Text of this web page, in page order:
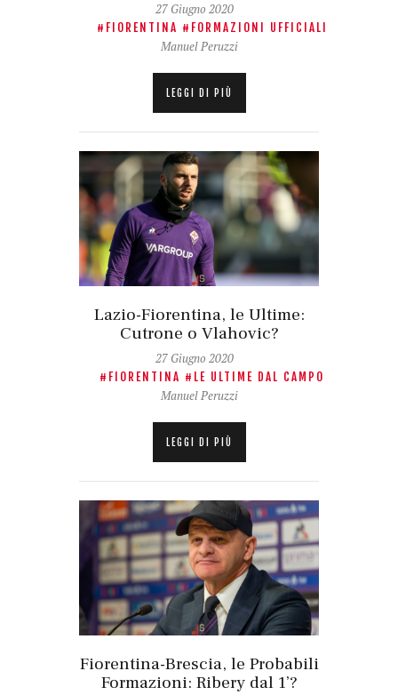
27 Giugno 2020
FIORENTINA FORMAZIONI UFFICIALI
Manuel Peruzzi
LEGGI DI PIÙ
Lazio-Fiorentina, le Ultime:
Cutrone o Vlahovic?
27 Giugno 2020
FIORENTINA LE ULTIME DAL CAMPO
Manuel Peruzzi
LEGGI DI PIÙ
Fiorentina-Brescia, le Probabili
Formazioni: Ribery dal 1’?